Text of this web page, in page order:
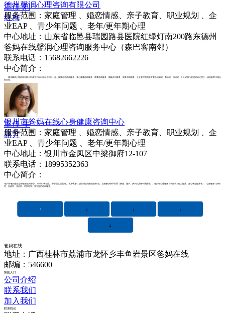
主任 刘
红梅
德州馨润心理咨询有限公司
服务范围：家庭管理 、婚恋情感、亲子教育、职业规划 、企
业EAP 、青少年问题 、老年/更年期心理
中心地址：山东省临邑县瑞园路县医院红绿灯南200路东德州
爸妈在线馨润心理咨询服务中心（森巴客南邻）
联系电话：15682662226
中心简介：
德州馨润心理咨询有限公司成立于2021年12月17日，是一家集信息咨询服务、身心健康咨询服务、教育咨询服务、婚姻介绍服务、财务咨询服务、企业管理咨询等并配合培训式、教练式、顾问式、介入式和托管式实体经营于一体的新时代综合
型企业。
主任 牛
丽芳
银川市爸妈在线心身健康咨询中心
服务范围：家庭管理 、婚恋情感、亲子教育、职业规划 、企
业EAP 、青少年问题 、老年/更年期心理
中心地址：银川市金凤区中梁御府12-107
联系电话：18995352363
中心简介：
银川市爸妈在线心身健康咨询中心，2023年2月成立，中心团队成员8名，其中具备二级心理咨询资质老师5名，主要解决亲子关系（叛逆、逃学、厌学以及脾气暴躁等）、青少年心理健康（学生学习能力提升、身心状态提升等）、心身健康（抑郁
症、焦虑症、强迫症、恐惧症等）等方面的咨询服务。
1 2 3 >
>|
爸妈在线
地址：广西桂林市荔浦市龙怀乡丰鱼岩景区爸妈在线
邮编：546600
快捷入口
公司介绍
联系我们
加入我们
联系我们